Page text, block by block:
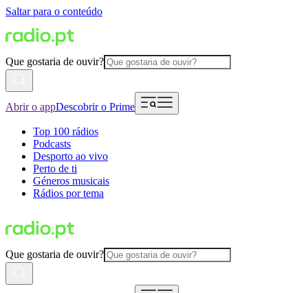
Saltar para o conteúdo
Que gostaria de ouvir?
Abrir o appDescobrir o Prime
Top 100 rádios
Podcasts
Desporto ao vivo
Perto de ti
Géneros musicais
Rádios por tema
Que gostaria de ouvir?